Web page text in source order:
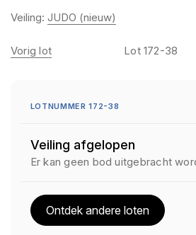
Veiling: JUDO (nieuw)
Vorig lot Lot 172-38
LOTNUMMER 172-38
Veiling afgelopen
Er kan geen bod uitgebracht
Ontdek andere loten